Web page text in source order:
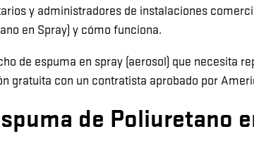
y administradores de instalaciones
en Spray) y cómo funciona.
de espuma en spray (aerosol) que necesita
gratuita con un contratista aprobado por
de Poliuretano